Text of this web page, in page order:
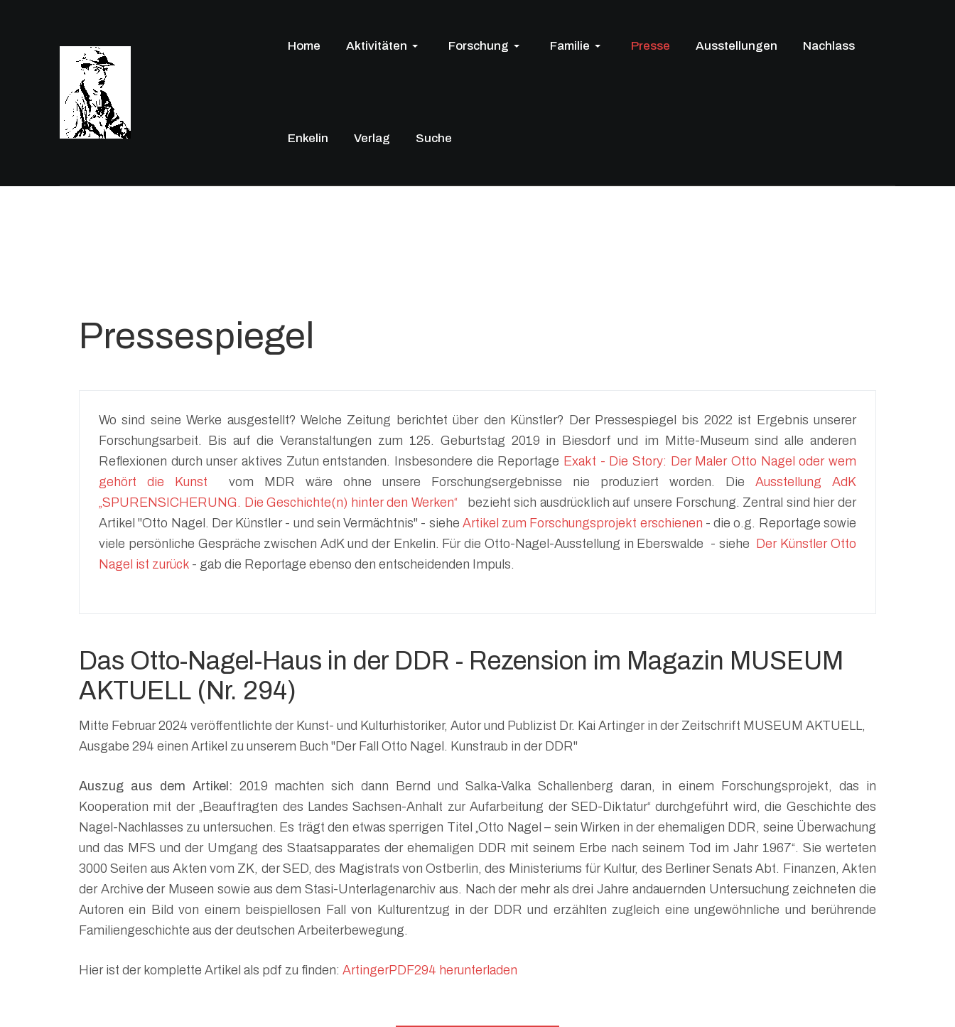
Home Aktivitäten Forschung Familie Presse Ausstellungen Nachlass
Enkelin Verlag Suche
Pressespiegel
Wo sind seine Werke ausgestellt? Welche Zeitung berichtet über den Künstler? Der Pressespiegel bis 2022 ist Ergebnis unserer
Forschungsarbeit. Bis auf die Veranstaltungen zum 125. Geburtstag 2019 in Biesdorf und im Mitte-Museum sind alle anderen
Reflexionen durch unser aktives Zutun entstanden. Insbesondere die Reportage Exakt - Die Story: Der Maler Otto Nagel oder wem
gehört die Kunst
vom MDR wäre ohne unsere Forschungsergebnisse nie produziert worden. Die Ausstellung AdK
„SPURENSICHERUNG. Die Geschichte(n) hinter den Werken“
bezieht sich ausdrücklich auf unsere Forschung. Zentral sind hier der
Artikel "Otto Nagel. Der Künstler - und sein Vermächtnis" - siehe Artikel zum Forschungsprojekt erschienen - die o.g. Reportage sowie
viele persönliche Gespräche zwischen AdK und der Enkelin. Für die Otto-Nagel-Ausstellung in Eberswalde - siehe
Der Künstler Otto
Nagel ist zurück - gab die Reportage ebenso den entscheidenden Impuls.
Das Otto-Nagel-Haus in der DDR - Rezension im Magazin MUSEUM
AKTUELL (Nr. 294)
Mitte Februar 2024 veröffentlichte der Kunst- und Kulturhistoriker, Autor und Publizist Dr. Kai Artinger in der Zeitschrift MUSEUM AKTUELL,
Ausgabe 294 einen Artikel zu unserem Buch "Der Fall Otto Nagel. Kunstraub in der DDR"
Auszug aus dem Artikel: 2019 machten sich dann Bernd und Salka-Valka Schallenberg daran, in einem Forschungsprojekt, das in
Kooperation mit der „Beauftragten des Landes Sachsen-Anhalt zur Aufarbeitung der SED-Diktatur“ durchgeführt wird, die Geschichte des
Nagel-Nachlasses zu untersuchen. Es trägt den etwas sperrigen Titel „Otto Nagel – sein Wirken in der ehemaligen DDR, seine Überwachung
und das MFS und der Umgang des Staatsapparates der ehemaligen DDR mit seinem Erbe nach seinem Tod im Jahr 1967“. Sie werteten
3000 Seiten aus Akten vom ZK, der SED, des Magistrats von Ostberlin, des Ministeriums für Kultur, des Berliner Senats Abt. Finanzen, Akten
der Archive der Museen sowie aus dem Stasi-Unterlagenarchiv aus. Nach der mehr als drei Jahre andauernden Untersuchung zeichneten die
Autoren ein Bild von einem beispiellosen Fall von Kulturentzug in der DDR und erzählten zugleich eine ungewöhnliche und berührende
Familiengeschichte aus der deutschen Arbeiterbewegung.
Hier ist der komplette Artikel als pdf zu finden: ArtingerPDF294 herunterladen